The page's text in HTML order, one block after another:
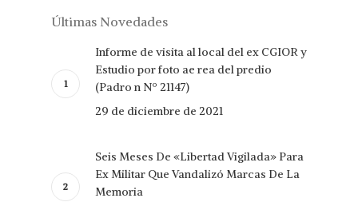
Últimas Novedades
Informe de visita al local del ex CGIOR y
Estudio por foto ae rea del predio
(Padro n Nº 21147)
29 de diciembre de 2021
Seis Meses De «Libertad Vigilada» Para
Ex Militar Que Vandalizó Marcas De La
Memoria